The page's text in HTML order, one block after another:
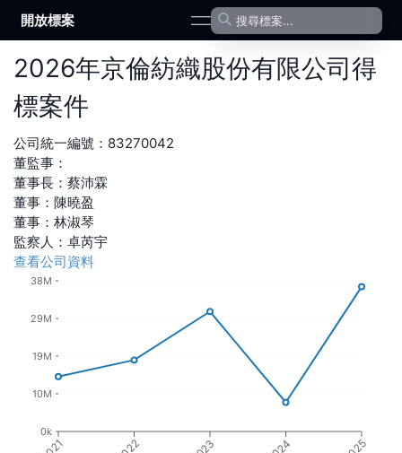
開放標案 open navigation menu
2026年京倫紡織股份有限公司得
標案件
公司統一編號： 83270042
董監事：
董事長 ： 蔡沛霖
董事 ： 陳曉盈
董事 ： 林淑琴
監察人 ： 卓芮宇
查看公司資料
0k
10M
19M
29M
38M